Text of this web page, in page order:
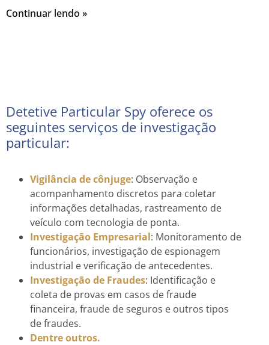
Continuar lendo »
Detetive Particular Spy oferece os
seguintes serviços de investigação
particular:
Vigilância de cônjuge: Observação e
acompanhamento discretos para coletar
informações detalhadas, rastreamento de
veículo com tecnologia de ponta.
Investigação Empresarial: Monitoramento de
funcionários, investigação de espionagem
industrial e verificação de antecedentes.
Investigação de Fraudes: Identificação e
coleta de provas em casos de fraude
financeira, fraude de seguros e outros tipos
de fraudes.
Dentre outros.